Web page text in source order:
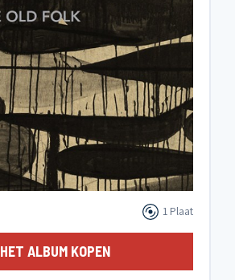
1 Plaat
HET ALBUM KOPEN